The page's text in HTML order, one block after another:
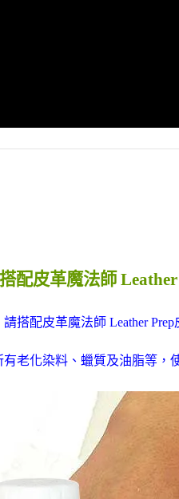
搭配皮革魔法師
請搭配皮革魔法師 Leather
老化染料、蠟質及油脂等，